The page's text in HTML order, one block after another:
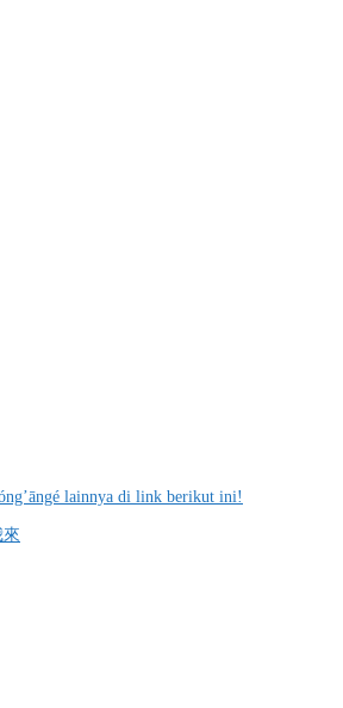
lainnya di link berikut ini!
來